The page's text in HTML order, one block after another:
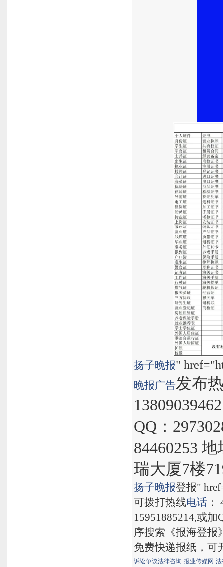
扬子晚报"
晚报广告发布
QQ：
84460253
瑞大厦7楼
扬子晚报登报"
可拨打热线电话
15951885214,或
序搜索《报海登报
免费快递报纸，可
诉讼争议法律咨询 报业传媒网 法